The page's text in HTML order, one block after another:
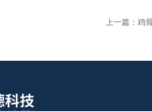
上一篇： 鸡骨